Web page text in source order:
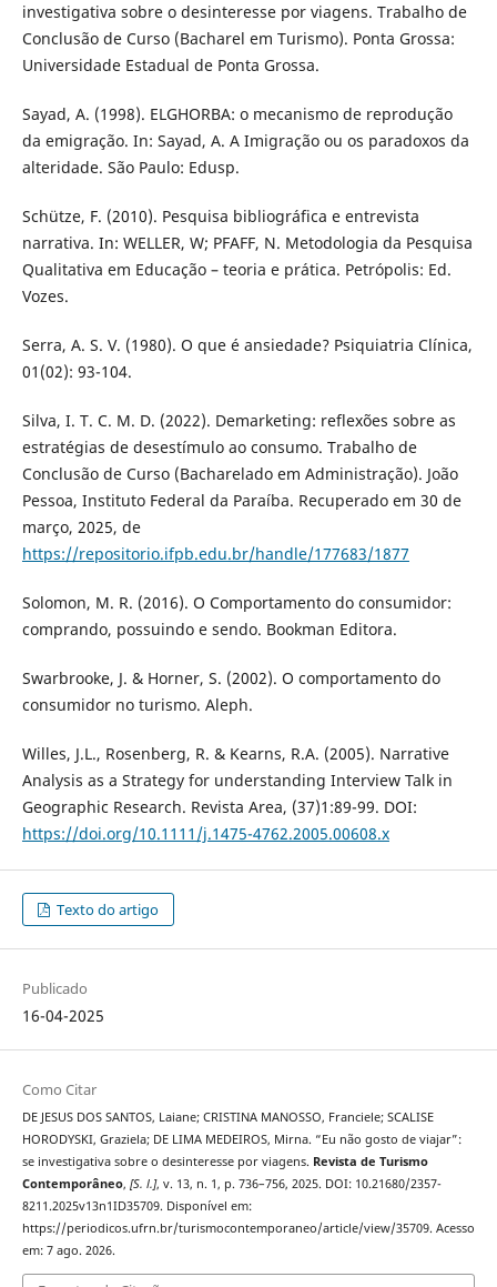
investigativa sobre o desinteresse por viagens. Trabalho de
Conclusão de Curso (Bacharel em Turismo). Ponta Grossa:
Universidade Estadual de Ponta Grossa.
Sayad, A. (1998). ELGHORBA: o mecanismo de reprodução
da emigração. In: Sayad, A. A Imigração ou os paradoxos da
alteridade. São Paulo: Edusp.
Schütze, F. (2010). Pesquisa bibliográfica e entrevista
narrativa. In: WELLER, W; PFAFF, N. Metodologia da Pesquisa
Qualitativa em Educação – teoria e prática. Petrópolis: Ed.
Vozes.
Serra, A. S. V. (1980). O que é ansiedade? Psiquiatria Clínica,
01(02): 93-104.
Silva, I. T. C. M. D. (2022). Demarketing: reflexões sobre as
estratégias de desestímulo ao consumo. Trabalho de
Conclusão de Curso (Bacharelado em Administração). João
Pessoa, Instituto Federal da Paraíba. Recuperado em 30 de
março, 2025, de
https://repositorio.ifpb.edu.br/handle/177683/1877
Solomon, M. R. (2016). O Comportamento do consumidor:
comprando, possuindo e sendo. Bookman Editora.
Swarbrooke, J. & Horner, S. (2002). O comportamento do
consumidor no turismo. Aleph.
Willes, J.L., Rosenberg, R. & Kearns, R.A. (2005). Narrative
Analysis as a Strategy for understanding Interview Talk in
Geographic Research. Revista Area, (37)1:89-99. DOI:
https://doi.org/10.1111/j.1475-4762.2005.00608.x
Texto do artigo
Publicado
16-04-2025
Como Citar
DE JESUS DOS SANTOS, Laiane; CRISTINA MANOSSO, Franciele; SCALISE
HORODYSKI, Graziela; DE LIMA MEDEIROS, Mirna. “Eu não gosto de viajar”:
se investigativa sobre o desinteresse por viagens. Revista de Turismo
Contemporâneo, [S. l.], v. 13, n. 1, p. 736–756, 2025. DOI: 10.21680/2357-
8211.2025v13n1ID35709. Disponível em:
https://periodicos.ufrn.br/turismocontemporaneo/article/view/35709. Acesso
em: 7 ago. 2026.